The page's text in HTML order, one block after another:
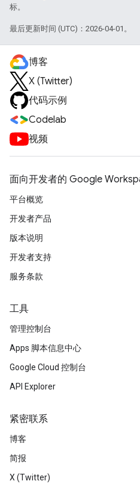
标。
最后更新时间 (UTC)：2026-04-01。
博客
X (Twitter)
代码示例
Codelab
视频
面向开发者的 Google
平台概览
开发者产品
版本说明
开发者支持
服务条款
工具
管理控制台
Apps 脚本信息中心
Google Cloud 控制台
API Explorer
紧密联系
博客
简报
X (Twitter)